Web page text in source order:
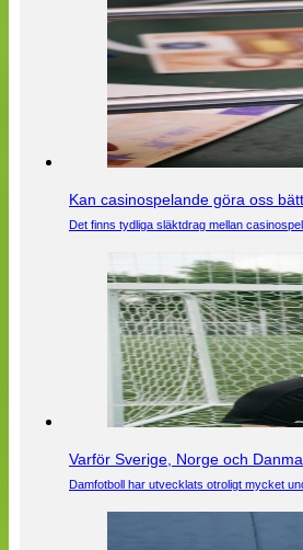
Kan casinospelande göra oss
Det finns tydliga släktdrag mellan
Varför Sverige, Norge och
Damfotboll har utvecklats otroligt mycket